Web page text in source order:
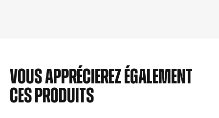
Vous apprécierez également
ces produits